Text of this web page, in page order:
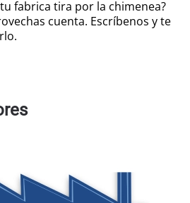
fabrica tira por la chimenea?
cuenta. Escríbenos y te